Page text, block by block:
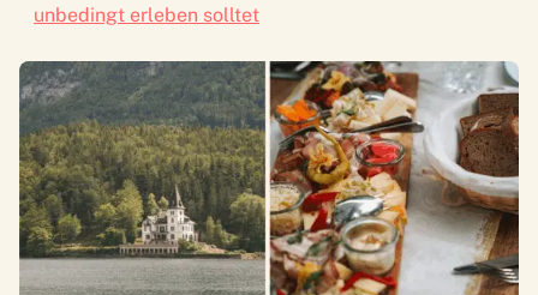
unbedingt erleben solltet